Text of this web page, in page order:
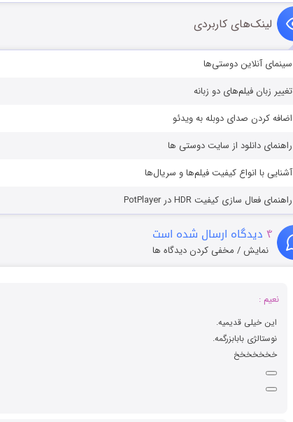
لینک‌های کاربردی
سینمای آنلاین دوستی‌ها
تغییر زبان فیلم‌های دو زبانه
اضافه کردن صدای دوبله به ویدئو
راهنمای دانلود از سایت دوستی ها
آشنایی با انواع کیفیت فیلم‌ها و سریال‌ها
راهنمای فعال سازی کیفیت HDR در PotPlayer
۴ دیدگاه ارسال شده است
نمایش / مخفی کردن دیدگاه ها
نعیم :
این خیلی قدیمیه.
نوستالژی بابابزرگمه.
خخخخخخخ